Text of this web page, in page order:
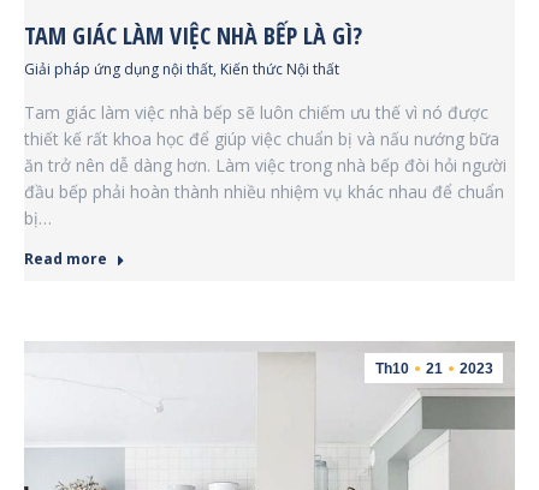
TAM GIÁC LÀM VIỆC NHÀ BẾP LÀ GÌ?
Giải pháp ứng dụng nội thất, Kiến thức Nội thất
Tam giác làm việc nhà bếp sẽ luôn chiếm ưu thế vì nó được
thiết kế rất khoa học để giúp việc chuẩn bị và nấu nướng bữa
ăn trở nên dễ dàng hơn. Làm việc trong nhà bếp đòi hỏi người
đầu bếp phải hoàn thành nhiều nhiệm vụ khác nhau để chuẩn
bị…
Read more
Th10 21 2023